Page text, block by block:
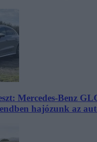
Mercedes-Benz
hajózunk az